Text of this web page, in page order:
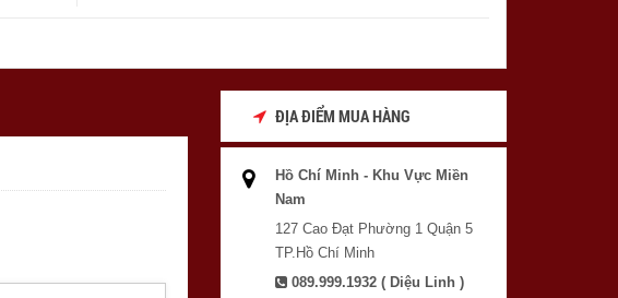
ĐỊA ĐIỂM MUA HÀNG
Hồ Chí Minh - Khu Vực Miền
Nam
127 Cao Đạt Phường 1 Quận 5
TP.Hồ Chí Minh
089.999.1932 ( Diệu Linh )